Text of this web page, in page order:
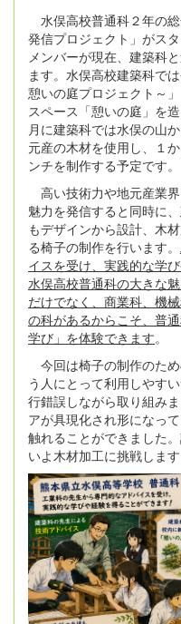
水俣高校普通科２年の
発信プロジェクト」がス
メンバーが現在、建築科
ます。水俣高校建築科で
憩いの庭プロジェクト～
スペース「憩いの庭」を
月に建築科では水俣の山
元産の木材を使用し、１
ンチを制作する予定です。
高い技術力や地元産業
魅力を発信すると同時に
もデザインから設計、木
る椅子の制作を行います。
イスを受け、実践的な学
水俣高校普通科の大きな
だけでなく、商業科、機
の科があるからこそ、普
学び」を体験できます。
今回は椅子の制作のた
う人にとって利用しやす
行錯誤しながら取り組み
アが具現化され形になっ
触れることができました
いよ木材加工に挑戦します